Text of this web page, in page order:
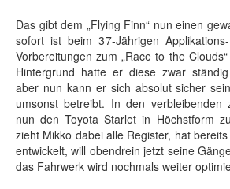
Das gibt dem „Flying Finn“ nun einen
sofort ist beim 37-Jährigen
Vorbereitungen zum „Race to the
Hintergrund hatte er diese zwar
aber nun kann er sich absolut sicher
umsonst betreibt. In den verbleibenden
nun den Toyota Starlet in Höchstform
zieht Mikko dabei alle Register, hat
entwickelt, will obendrein jetzt seine
das Fahrwerk wird nochmals weiter